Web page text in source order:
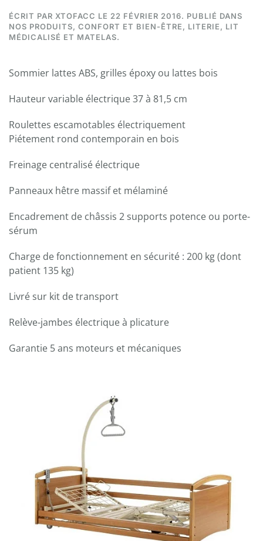
ÉCRIT PAR XTOFACC LE 22 FÉVRIER 2016. PUBLIÉ DANS
NOS PRODUITS, CONFORT ET BIEN-ÊTRE, LITERIE, LIT
MÉDICALISÉ ET MATELAS.
Sommier lattes ABS, grilles époxy ou lattes bois
Hauteur variable électrique 37 à 81,5 cm
Roulettes escamotables électriquement
Piétement rond contemporain en bois
Freinage centralisé électrique
Panneaux hêtre massif et mélaminé
Encadrement de châssis 2 supports potence ou porte-
sérum
Charge de fonctionnement en sécurité : 200 kg (dont
patient 135 kg)
Livré sur kit de transport
Relève-jambes électrique à plicature
Garantie 5 ans moteurs et mécaniques